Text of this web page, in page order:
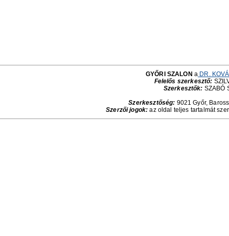
GYŐRI SZALON a DR.
Felelős szerkesztő:
Szerkesztők: SZABÓ
Szerkesztőség: 9021 Győr,
Szerzői jogok: az oldal teljes tartalmát